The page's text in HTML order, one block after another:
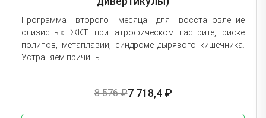
Программа второго месяца для восстановление
слизистых ЖКТ при атрофическом гастрите, риске
полипов, метаплазии, синдроме дырявого кишечника.
Устраняем причины
8 576 ₽7 718,4 ₽